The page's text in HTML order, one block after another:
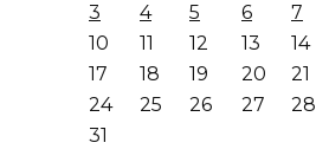
3
4 5 6 7
10
11 12 13 14
17
18 19 20 21
24
25 26 27 28
31